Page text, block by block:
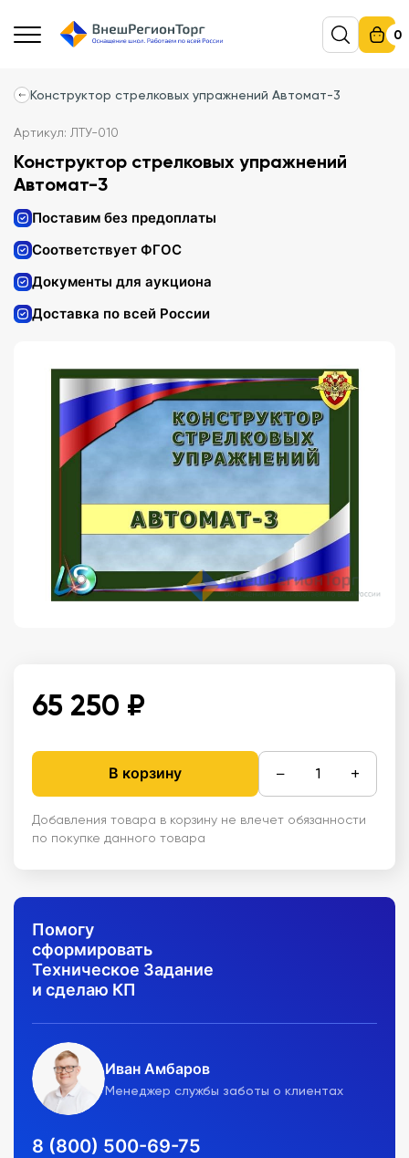
0
Конструктор стрелковых упражнений Автомат-3
Артикул: ЛТУ-010
Конструктор стрелковых упражнений
Автомат-3
Поставим без предоплаты
Соответствует ФГОС
Документы для аукциона
Доставка по всей России
65 250 ₽
В корзину − +
Добавления товара в корзину не влечет обязанности
по покупке данного товара
Помогу
сформировать
Техническое Задание
и сделаю КП
Иван Амбаров
Менеджер службы заботы о клиентах
8 (800) 500-69-75